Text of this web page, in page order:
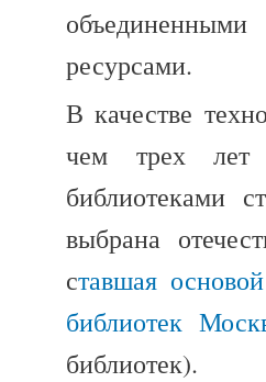
ресурсами.
В качестве
чем трех лет
библиотеками
выбрана
ставшая
библиотек
библиотек).